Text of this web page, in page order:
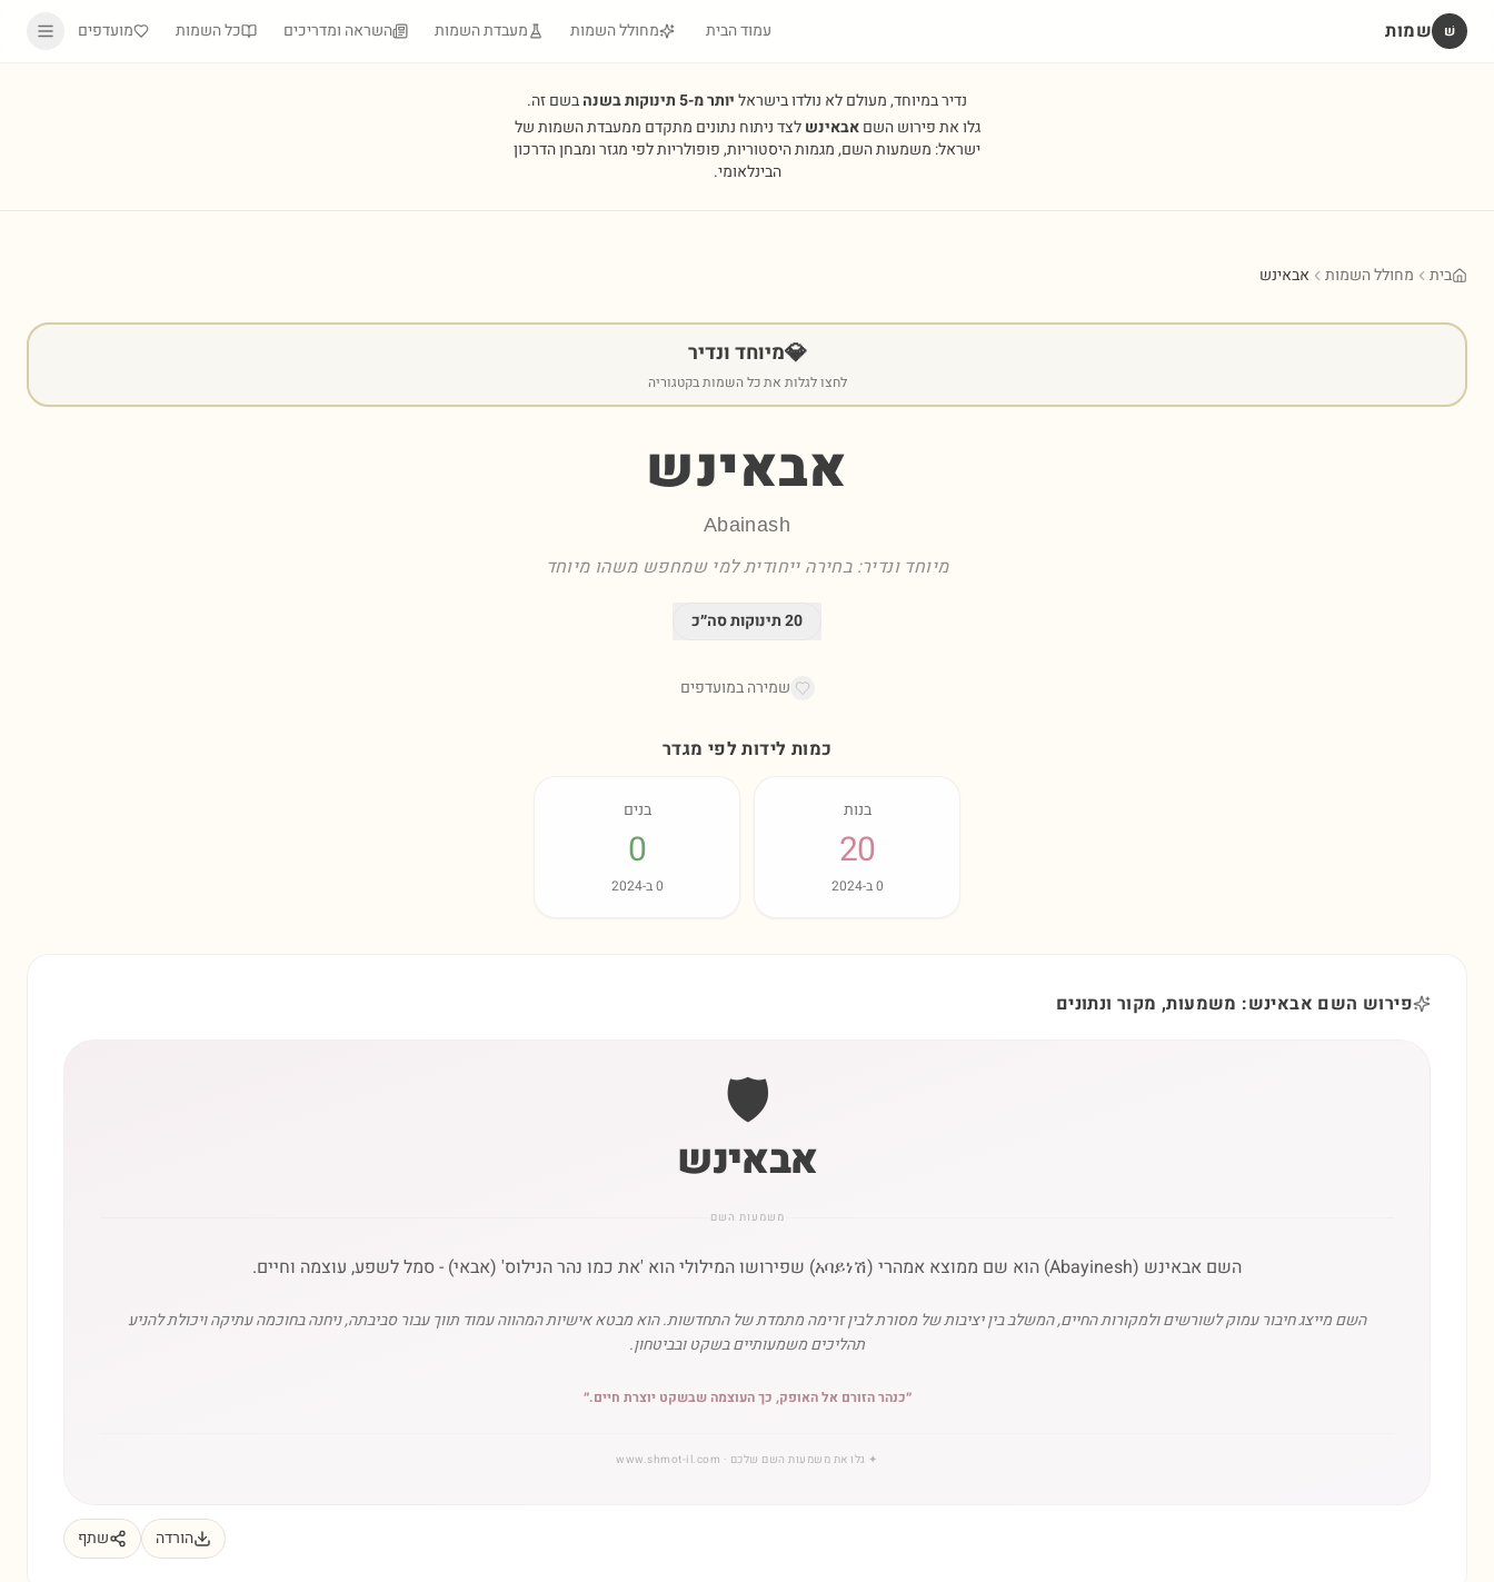
שׁ שמות עמוד הבית מחולל השמות מעבדת השמות השראה ומדריכים כל השמות מועדפים
נדיר במיוחד, מעולם לא נולדו בישראליותר מ-5 תינוקות בשנה
בשם זה.
גלו את פירוש השםאבאינשלצד ניתוח נתונים מתקדם ממעבדת השמות של
ישראל: משמעות השם, מגמות היסטוריות, פופולריות לפי מגזר ומבחן הדרכון
הבינלאומי.
בית מחולל השמות אבאינש
💎מיוחד ונדיר
לחצו לגלות את כל השמות בקטגוריה
אבאינש
Abainash
מיוחד ונדיר: בחירה ייחודית למי שמחפש משהו מיוחד
20תינוקות סה״כ
שמירה במועדפים
כמות לידות לפי מגדר
בנות
20
0ב-2024
בנים
0
0ב-2024
פירוש השם אבאינש: משמעות, מקור ונתונים
🛡️
אבאינש
משמעות השם
השם אבאינש (Abayinesh) הוא שם ממוצא אמהרי (አባይነሽ) שפירושו המילולי הוא 'את כמו נהר הנילוס' (אבאי) - סמל לשפע, עוצמה וחיים.
השם מייצג חיבור עמוק לשורשים ולמקורות החיים, המשלב בין יציבות של מסורת לבין זרימה מתמדת של התחדשות. הוא מבטא אישיות המהווה עמוד תווך עבור סביבתה, ניחנה בחוכמה עתיקה ויכולת להניע
תהליכים משמעותיים בשקט ובביטחון.
״כנהר הזורם אל האופק, כך העוצמה שבשקט יוצרת חיים.״
✦ גלו את משמעות השם שלכם · www.shmot-il.com
הורדה שתף